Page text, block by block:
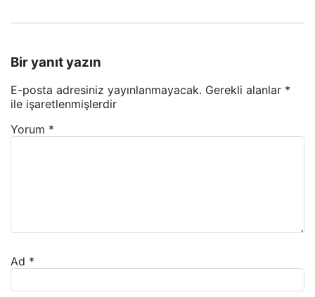
Bir yanıt yazın
E-posta adresiniz yayınlanmayacak. Gerekli alanlar *
ile işaretlenmişlerdir
Yorum *
Ad *